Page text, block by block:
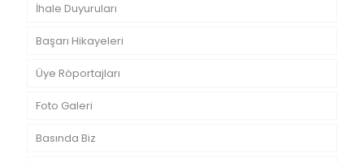
İhale Duyuruları
Başarı Hikayeleri
Üye Röportajları
Foto Galeri
Basında Biz